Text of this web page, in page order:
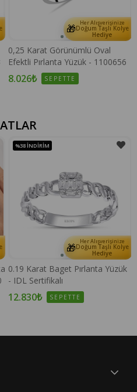
🎁 Her Alışverişinize
Doğum Taşlı Kolye
Hediye
0,25 Karat Görünümlü Oval
Efektli Pırlanta Yüzük - 1100656
8.026₺ SEPETTE
🎁 Her Alışverişinize
Doğum Taşlı Kolye
Hediye
0.19 Karat Baget Pırlanta Yüzük
- IDL Sertifikalı
12.830₺ SEPETTE
%38 İNDIRIM